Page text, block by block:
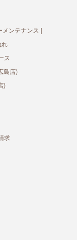
メンテナンス
れ
ス
島店)
)
求